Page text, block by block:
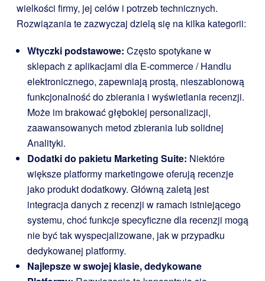
wielkości firmy, jej celów i potrzeb technicznych.
Rozwiązania te zazwyczaj dzielą się na kilka kategorii:
Wtyczki podstawowe: Często spotykane w
sklepach z aplikacjami dla E-commerce / Handlu
elektronicznego, zapewniają prostą, nieszablonową
funkcjonalność do zbierania i wyświetlania recenzji.
Może im brakować głębokiej personalizacji,
zaawansowanych metod zbierania lub solidnej
Analityki.
Dodatki do pakietu Marketing Suite: Niektóre
większe platformy marketingowe oferują recenzje
jako produkt dodatkowy. Główną zaletą jest
integracja danych z recenzji w ramach istniejącego
systemu, choć funkcje specyficzne dla recenzji mogą
nie być tak wyspecjalizowane, jak w przypadku
dedykowanej platformy.
Najlepsze w swojej klasie, dedykowane